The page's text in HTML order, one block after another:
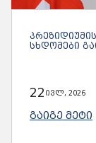
ᲡᲮᲓᲝᲛᲔᲑᲘ
22 ივლ, 2026
ᲒᲐᲘᲒᲔ ᲛᲔᲢᲘ